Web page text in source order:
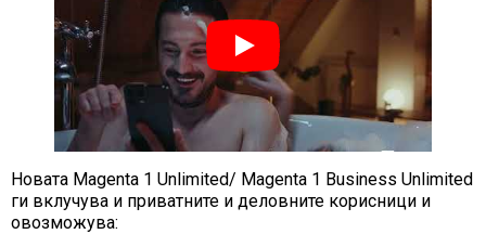
Новата Magenta 1 Unlimited/ Magenta 1 Business Unlimited
ги вклучува и приватните и деловните корисници и
овозможува: